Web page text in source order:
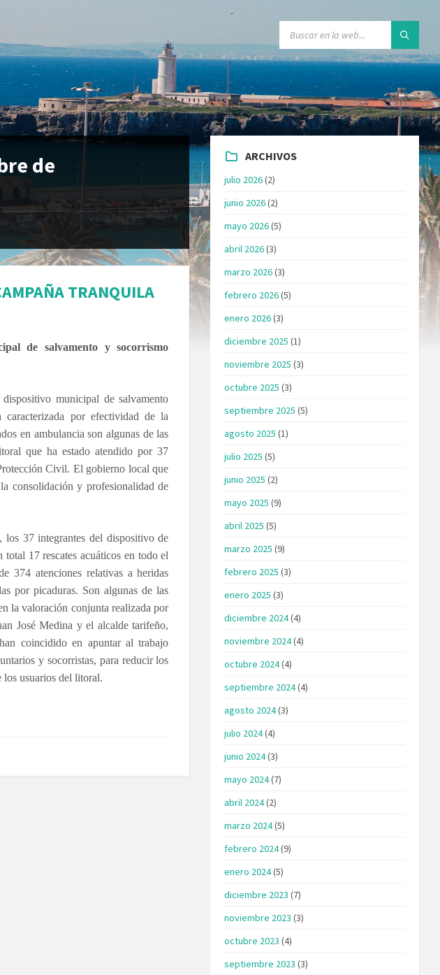
de
TRANQUILA
de salvamento y socorrismo
municipal de salvamento
por efectividad de la
en ambulancia son algunas de las
que ha estado atendido por 37
Civil. El gobierno local que
consolidación y profesionalidad de
37 integrantes del dispositivo de
17 rescates acuáticos en todo el
374 atenciones relativas a heridas
por picaduras. Son algunas de las
la valoración conjunta realizada por
José Medina y el alcalde tarifeño,
coincidido en apuntar al trabajo
y socorristas, para reducir los
los usuarios del litoral.
ARCHIVOS
julio 2026(2)
junio 2026(2)
mayo 2026(5)
abril 2026(3)
marzo 2026(3)
febrero 2026(5)
enero 2026(3)
diciembre 2025 (1)
noviembre 2025 (3)
octubre 2025 (3)
septiembre 2025 (5)
agosto 2025 (1)
julio 2025 (5)
junio 2025 (2)
mayo 2025 (9)
abril 2025 (5)
marzo 2025 (9)
febrero 2025 (3)
enero 2025 (3)
diciembre 2024(4)
noviembre 2024(4)
octubre 2024(4)
septiembre 2024(4)
agosto 2024(3)
julio 2024(4)
junio 2024(3)
mayo 2024(7)
abril 2024(2)
marzo 2024(5)
febrero 2024(9)
enero 2024(5)
diciembre 2023 (7)
noviembre 2023 (3)
octubre 2023 (4)
septiembre 2023 (3)